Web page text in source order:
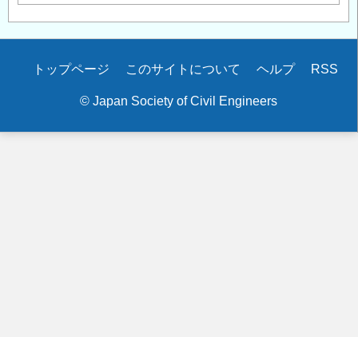
Secondary
トップページ このサイトについて ヘルプ RSS
© Japan Society of Civil Engineers